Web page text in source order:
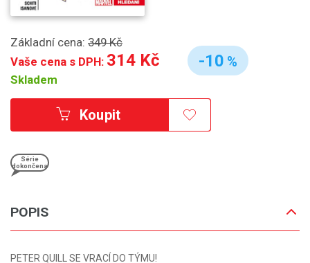
Základní cena: 349 Kč
Vaše cena s DPH: 314 Kč
Skladem
-10 %
Koupit
Série
dokončena
POPIS
PETER QUILL SE VRACÍ DO TÝMU!